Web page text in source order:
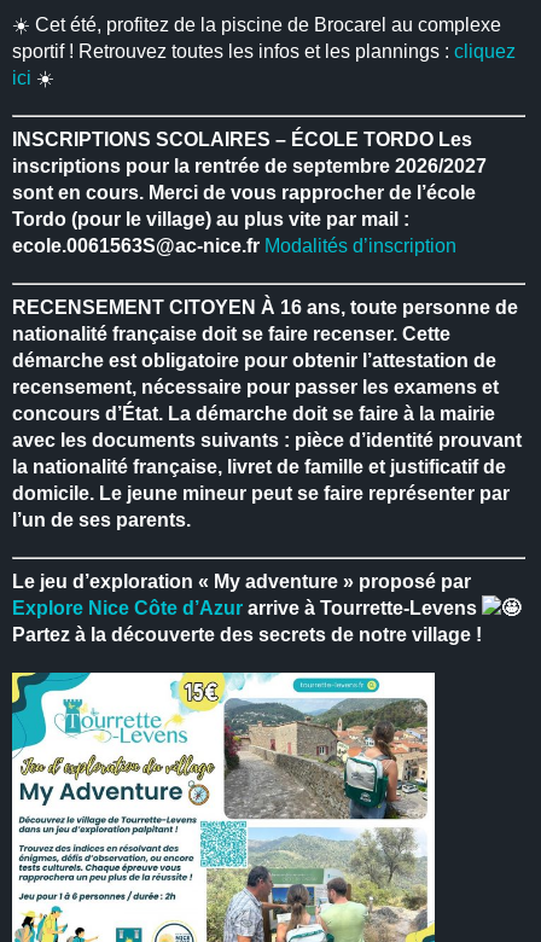
☀️ Cet été, profitez de la piscine de Brocarel au complexe
sportif ! Retrouvez toutes les infos et les plannings :cliquez
ici ☀️
INSCRIPTIONS SCOLAIRES – ÉCOLE TORDO Les
inscriptions pour la rentrée de septembre 2026/2027
sont en cours. Merci de vous rapprocher de l’école
Tordo (pour le village) au plus vite par mail :
ecole.0061563S@ac-nice.fr Modalités d’inscription
RECENSEMENT CITOYEN À 16 ans, toute personne de
nationalité française doit se faire recenser. Cette
démarche est obligatoire pour obtenir l’attestation de
recensement, nécessaire pour passer les examens et
concours d’État. La démarche doit se faire à la mairie
avec les documents suivants : pièce d’identité prouvant
la nationalité française, livret de famille et justificatif de
domicile. Le jeune mineur peut se faire représenter par
l’un de ses parents.
Le jeu d’exploration « My adventure » proposé par
Explore Nice Côte d’Azur arrive à Tourrette-Levens
Partez à la découverte des secrets de notre village !